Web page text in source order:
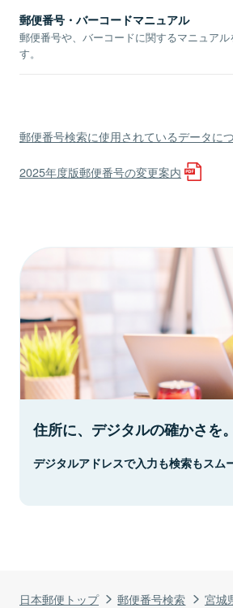
日本郵便トップ 郵便番号検索 宮城
郵便番号・バーコードマニュアル
郵便番号や、バーコードに関するマニュアル
す。
郵便番号検索に使用されているデータに
2025年度版郵便番号の変更案内
住所に、デジタルの確かさを。
デジタルアドレスで入力も検索もスム